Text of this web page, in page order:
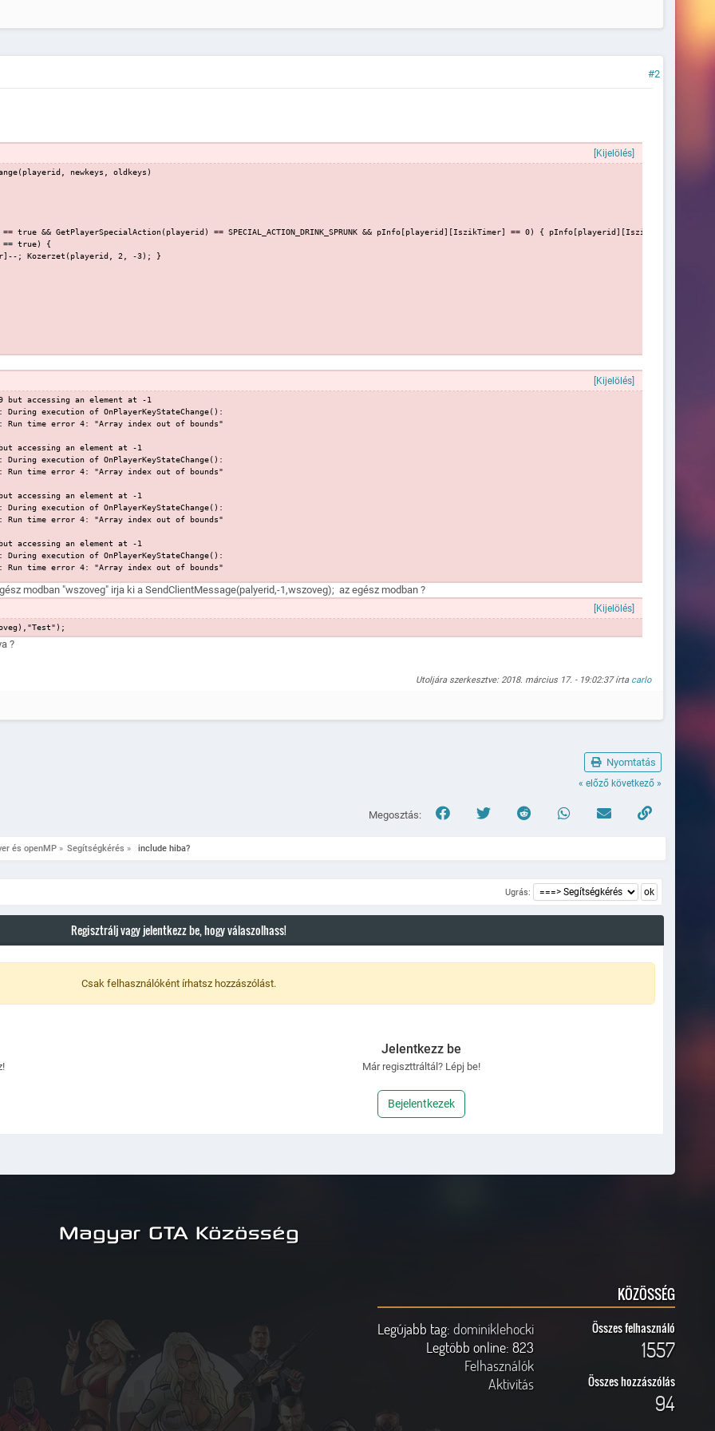
#2
[Kijelölés]
newkeys, oldkeys)
&& GetPlayerSpecialAction(playerid) == SPECIAL_ACTION_DRINK_SPRUNK && pInfo[playerid][IszikTimer] == 0) { pInfo[playerid][Iszik] = false;
true) {
; Kozerzet(playerid, 2, -3); }
2.0, -326.1909,1049.2335,19.7422) || IsPlayerInRangeOfPoint(playerid, 2.0, -323.0682,1050.5905,19.7422))
DIALOG_STYLE_TABLIST_HEADERS, ""#COL_LRED"[Kórházi Pácienslista]",
return ShowBoltDialog(playerid);
return ShowJarmuVasarlas(playerid);
== 0)
DIALOG_STYLE_LIST, "{FFF700}[Bankszámla Felület]", ""#COL_FEHER"Új Bankszámlaszám Létrehozása\nMeglévő Bankszámlaszám
DIALOG_STYLE_MSGBOX, ""#COL_FEHER"Buszmegálló", ""#COL_FEHER"Buszjáratok.:\n"#COL_LRED"62E "#COL_FEHER"- Átlagos közlekedési idő - 5
Átlagos közlekedési idő - 7 perc - (Las Venturas Reptér - Fort Carson)", "Kilépés","");
3.0,1344.1357,1258.2992,10.8203)) // Kávézó - Reptér
// Etc.
[Kijelölés]
accessing an element at -1
During execution of OnPlayerKeyStateChange():
Run time error 4: "Array index out of bounds"
accessing an element at -1
During execution of OnPlayerKeyStateChange():
Run time error 4: "Array index out of bounds"
accessing an element at -1
During execution of OnPlayerKeyStateChange():
Run time error 4: "Array index out of bounds"
accessing an element at -1
During execution of OnPlayerKeyStateChange():
Run time error 4: "Array index out of bounds"
accessing an element at -1
During execution of OnPlayerKeyStateChange():
accessing an element at -1
During execution of OnPlayerKeyStateChange():
modban "wszoveg" irja ki a SendClientMessage(palyerid,-1,wszoveg); az egész modban ?
[Kijelölés]
?
Utoljára szerkesztve: 2018. március 17. - 19:02:37 írta carlo
Nyomtatás
« előző következő »
Megosztás:
és openMP » Segítségkérés » include hiba?
Ugrás:
Regisztrálj vagy jelentkezz be, hogy válaszolhass!
Csak felhasználóként írhatsz hozzászólást.
Jelentkezz be
Már regiszttráltál? Lépj be!
Bejelentkezek
Magyar GTA Közösség
KÖZÖSSÉG
Legújabb tag: dominiklehocki
Legtöbb online: 823
Felhasználók
Aktivitás
Összes felhasználó
1557
Összes hozzászólás
94